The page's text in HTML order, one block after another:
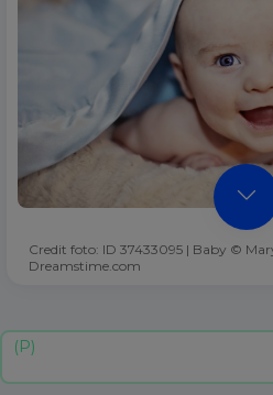
Credit foto: ID 37433095 | Baby ©
Dreamstime.com